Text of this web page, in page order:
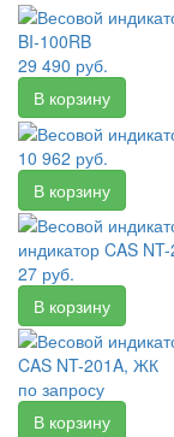
BI-100RB
29 490 руб.
10 962 руб.
индикатор CAS
27 руб.
CAS NT-201A, ЖК
по запросу